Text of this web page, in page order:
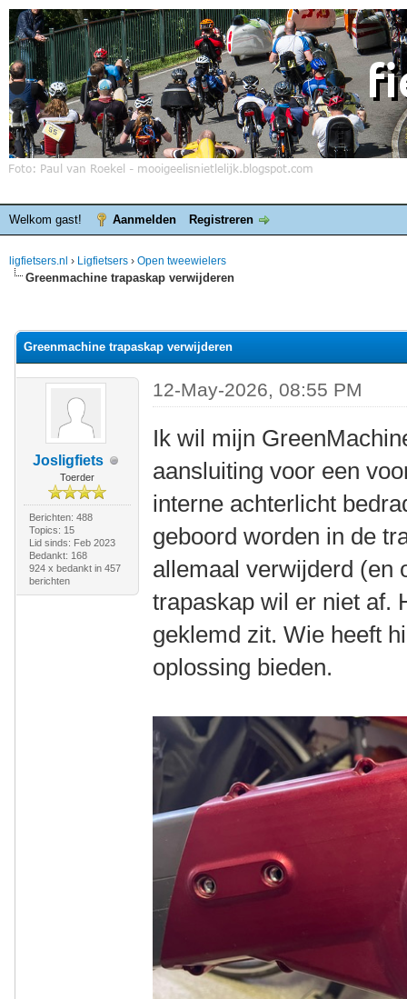
Welkom gast! Aanmelden Registreren
ligfietsers.nl › Ligfietsers › Open tweewielers
Greenmachine trapaskap verwijderen
Greenmachine trapaskap verwijderen
Josligfiets
Toerder
Berichten: 488
Topics: 15
Lid sinds: Feb 2023
Bedankt: 168
924 x bedankt in 457
berichten
12-May-2026, 08:55 PM
Ik wil mijn
aansluiting voor een
interne achterlicht
geboord worden in de
allemaal verwijderd (en
trapaskap wil er niet af.
geklemd zit. Wie heeft
oplossing bieden.